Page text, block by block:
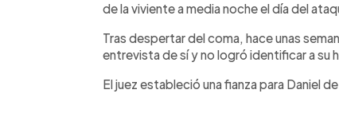
de la viviente a media noche el día del
Tras despertar del coma, hace unas
entrevista de sí y no logró identificar a su
El juez estableció una fianza para Daniel